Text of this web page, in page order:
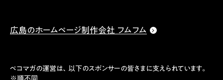
広島のホームページ制作会社 フムフム
ペコマガの運営は、以下のスポンサーの皆さまに支えられています。
※順不同